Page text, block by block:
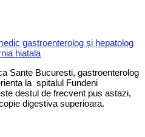
gastroenterolog și hepatolog
hiatala
Sante Bucuresti, gastroenterolog
la spitalul Fundeni
destul de frecvent pus astazi,
digestiva superioara.